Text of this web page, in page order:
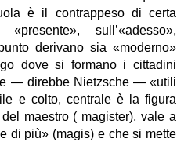
è il contrappeso di certa
sull’«adesso»,
derivano sia «moderno»
dove si formano i cittadini
— direbbe Nietzsche — «utili
e colto, centrale è la figura
maestro ( magister), vale a
di più» (magis) e che si mette